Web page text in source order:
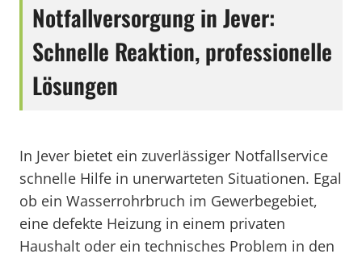
Notfallversorgung in Jever:
Schnelle Reaktion, professionelle
Lösungen
In Jever bietet ein zuverlässiger Notfallservice
schnelle Hilfe in unerwarteten Situationen. Egal
ob ein Wasserrohrbruch im Gewerbegebiet,
eine defekte Heizung in einem privaten
Haushalt oder ein technisches Problem in den